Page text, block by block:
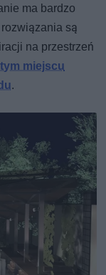
ma bardzo
są
na przestrzeń
miejscu
.